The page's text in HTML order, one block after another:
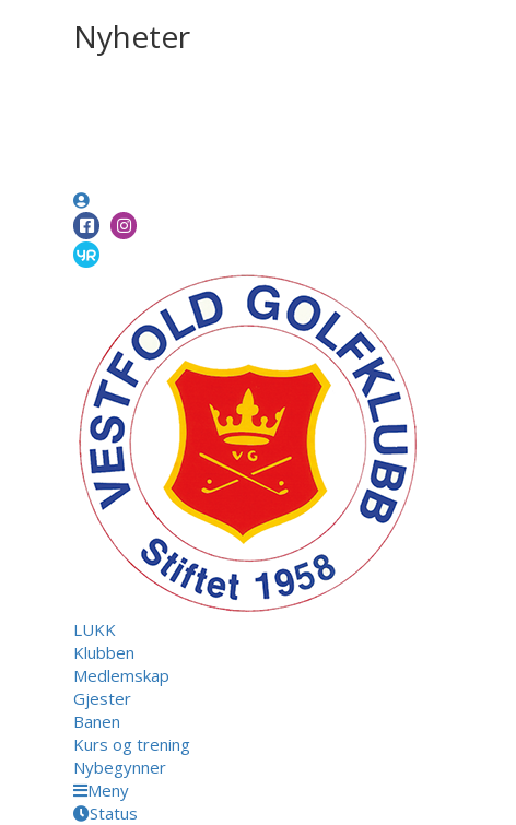
Nyheter
LUKK
Klubben
Medlemskap
Gjester
Banen
Kurs og trening
Nybegynner
Meny
Status